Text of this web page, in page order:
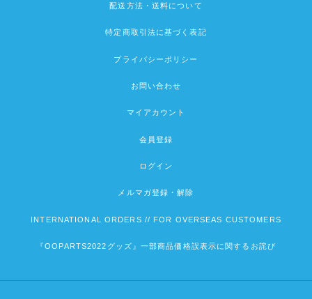
配送方法・送料について
特定商取引法に基づく表記
プライバシーポリシー
お問い合わせ
マイアカウント
会員登録
ログイン
メルマガ登録・解除
INTERNATIONAL ORDERS // FOR OVERSEAS CUSTOMERS
『OOPARTS2022グッズ』一部商品価格誤表示に関するお詫び